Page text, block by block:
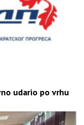
udario po vrhu